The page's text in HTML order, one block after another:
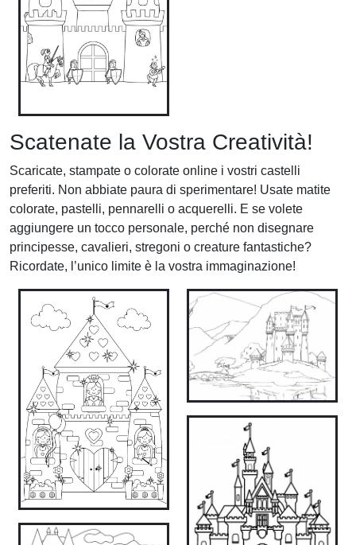
Scatenate la Vostra Creatività!
Scaricate, stampate o colorate online i vostri castelli
preferiti. Non abbiate paura di sperimentare! Usate matite
colorate, pastelli, pennarelli o acquerelli. E se volete
aggiungere un tocco personale, perché non disegnare
principesse, cavalieri, stregoni o creature fantastiche?
Ricordate, l’unico limite è la vostra immaginazione!